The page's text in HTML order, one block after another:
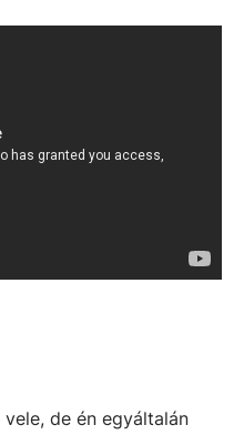
de én egyáltalán